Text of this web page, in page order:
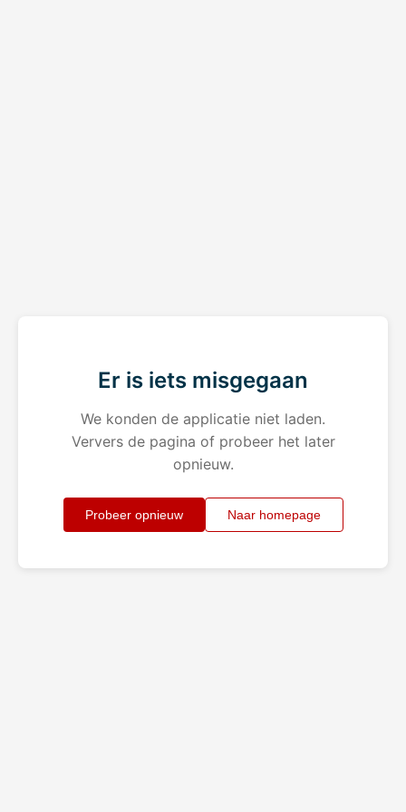
Er is iets misgegaan
We konden de applicatie niet laden.
Ververs de pagina of probeer het later
opnieuw.
Probeer opnieuw Naar homepage